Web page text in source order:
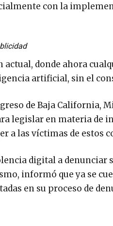
con la
donde ahora
artificial, sin el
de Baja California,
legislar en materia de
a las víctimas de estos
digital a denunciar
informó que ya se
en su proceso de